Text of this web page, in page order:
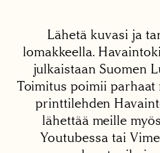
Lähetä kuvasi ja
lomakkeella.
julkaistaan Suomen
Toimitus poimii parhaat
printtilehden
lähettää meille
Youtubessa tai